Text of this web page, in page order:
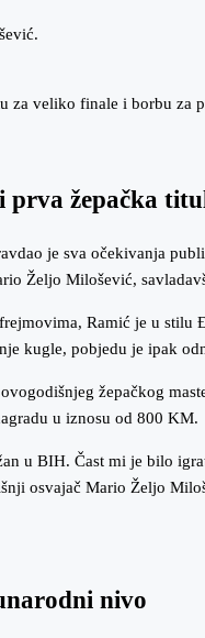
za veliko finale i borbu
prva žepačka
je sva očekivanja
Željo Milošević,
Ramić je u stilu
kugle, pobjedu je ipak
žepačkog
u iznosu od 800 KM.
u BIH. Čast mi je bilo
osvajač Mario Željo
nivo